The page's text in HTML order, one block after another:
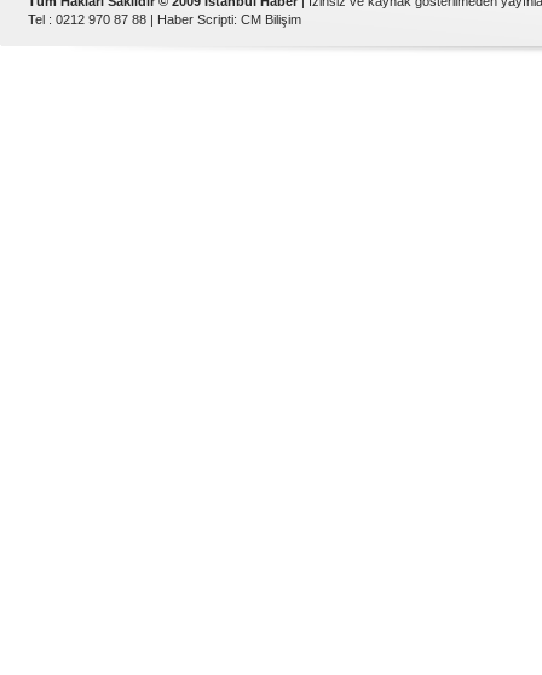
Tel : 0212 970 87 88 | Haber Scripti: CM Bilişim